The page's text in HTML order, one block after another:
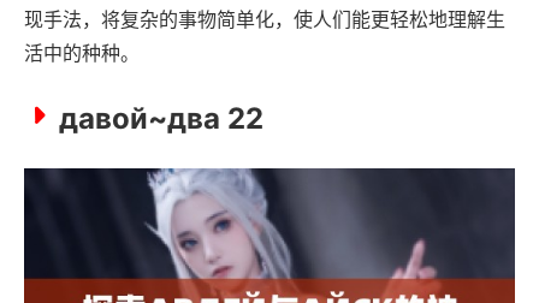
现手法，将复杂的事物简单化，使人们能更轻松地理解生
活中的种种。
давой~два 22